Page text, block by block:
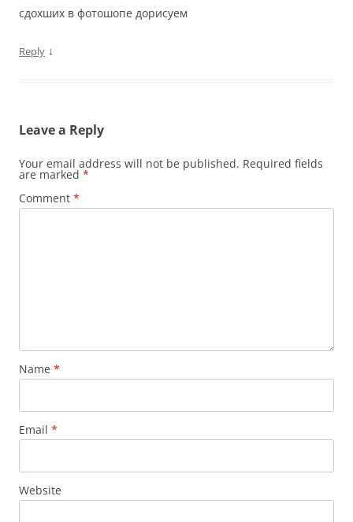
сдохших в фотошопе дорисуем
Reply ↓
Leave a Reply
Your email address will not be published. Required fields
are marked *
Comment *
Name *
Email *
Website